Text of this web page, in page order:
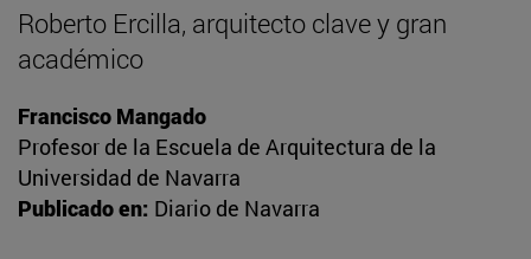
Roberto Ercilla, arquitecto clave y gran
académico
Francisco Mangado
Profesor de la Escuela de Arquitectura de la
Universidad de Navarra
Publicado en: Diario de Navarra